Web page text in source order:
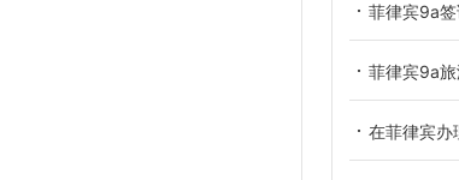
菲律宾9a签
菲律宾9a
在菲律宾办